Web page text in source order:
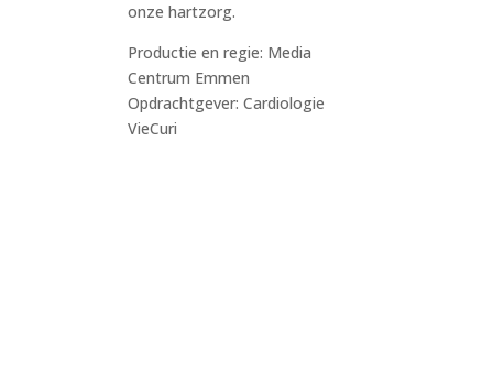
onze hartzorg.
Productie en regie: Media
Centrum Emmen
Opdrachtgever: Cardiologie
VieCuri